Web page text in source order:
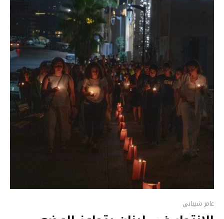
عامر شيباني